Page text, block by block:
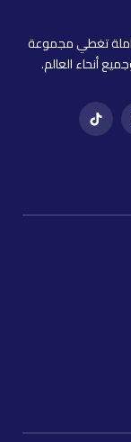
تغطي مجموعة
أنحاء العالم.
تيك